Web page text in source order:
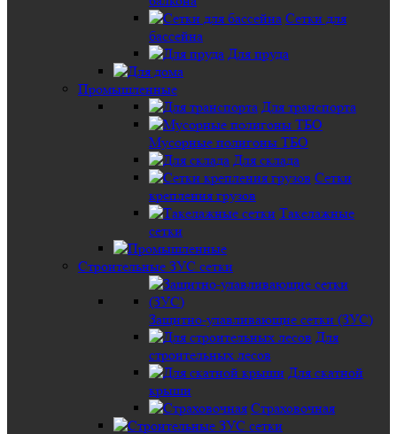
Сетки для
бассейна
Для пруда
Промышленные
Для транспорта
Мусорные полигоны ТБО
Для склада
Сетки
крепления грузов
Такелажные
сетки
Строительные ЗУС сетки
Защитно-улавливающие сетки (ЗУС)
Для
строительных лесов
Для скатной
крыши
Страховочная